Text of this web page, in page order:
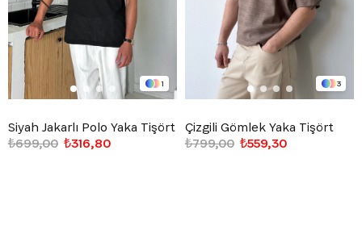
1
Siyah Jakarlı Polo Yaka Tişört
₺316,80
₺699,00
3
Çizgili Gömlek Yaka Tişört
₺559,30
₺799,00